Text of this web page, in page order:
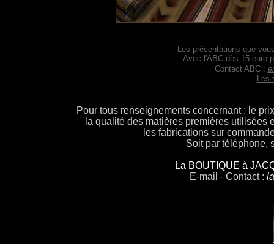
Les présentations que
Avec l'ABCdès 15 euro
Contact ABC :
Les
Pour tous renseignements concernant : le
la qualité des matières premières utilisées
les fabrications sur
Soit par téléphone,
La BOUTIQUE à
E-mail - Contact :